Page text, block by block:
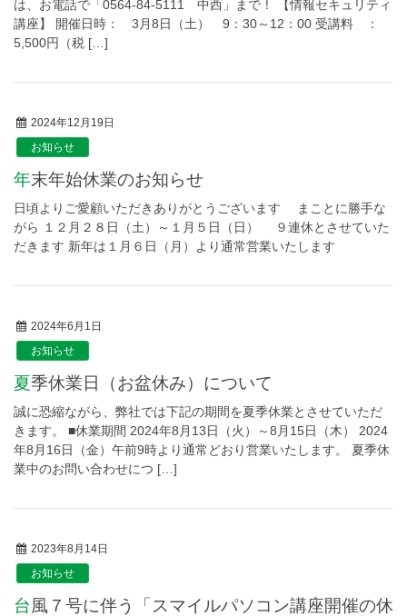
は、お電話で「0564-84-5111 中西」まで！ 【情報セキュリティ
講座】 開催日時： 3月8日（土） 9：30～12：00 受講料 ：
5,500円（税 […]
2024年12月19日
お知らせ
年末年始休業のお知らせ
日頃よりご愛顧いただきありがとうございます まことに勝手な
がら １２月２８日（土）～１月５日（日） ９連休とさせていた
だきます 新年は１月６日（月）より通常営業いたします
2024年6月1日
お知らせ
夏季休業日（お盆休み）について
誠に恐縮ながら、弊社では下記の期間を夏季休業とさせていただ
きます。 ■休業期間 2024年8月13日（火）～8月15日（木） 2024
年8月16日（金）午前9時より通常どおり営業いたします。 夏季休
業中のお問い合わせにつ […]
2023年8月14日
お知らせ
台風７号に伴う「スマイルパソコン講座開催の休